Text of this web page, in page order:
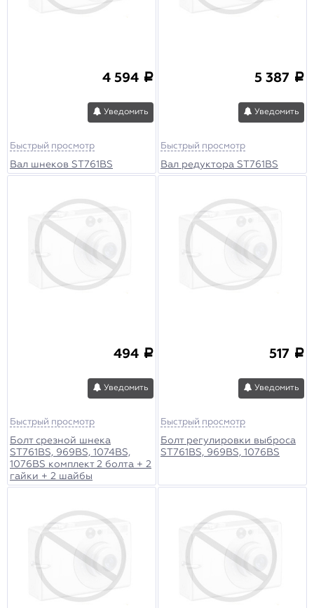
4 594 a
Уведомить
Быстрый просмотр
Вал шнеков ST761BS
5 387 a
Уведомить
Быстрый просмотр
Вал редуктора ST761BS
494 a
Уведомить
Быстрый просмотр
Болт срезной шнека
ST761BS, 969BS, 1074BS,
1076BS комплект 2 болта + 2
гайки + 2 шайбы
517 a
Уведомить
Быстрый просмотр
Болт регулировки выброса
ST761BS, 969BS, 1076BS